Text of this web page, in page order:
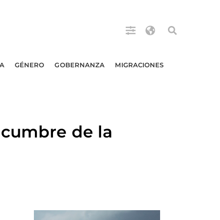
GÉNERO GOBERNANZA MIGRACIONES
de la